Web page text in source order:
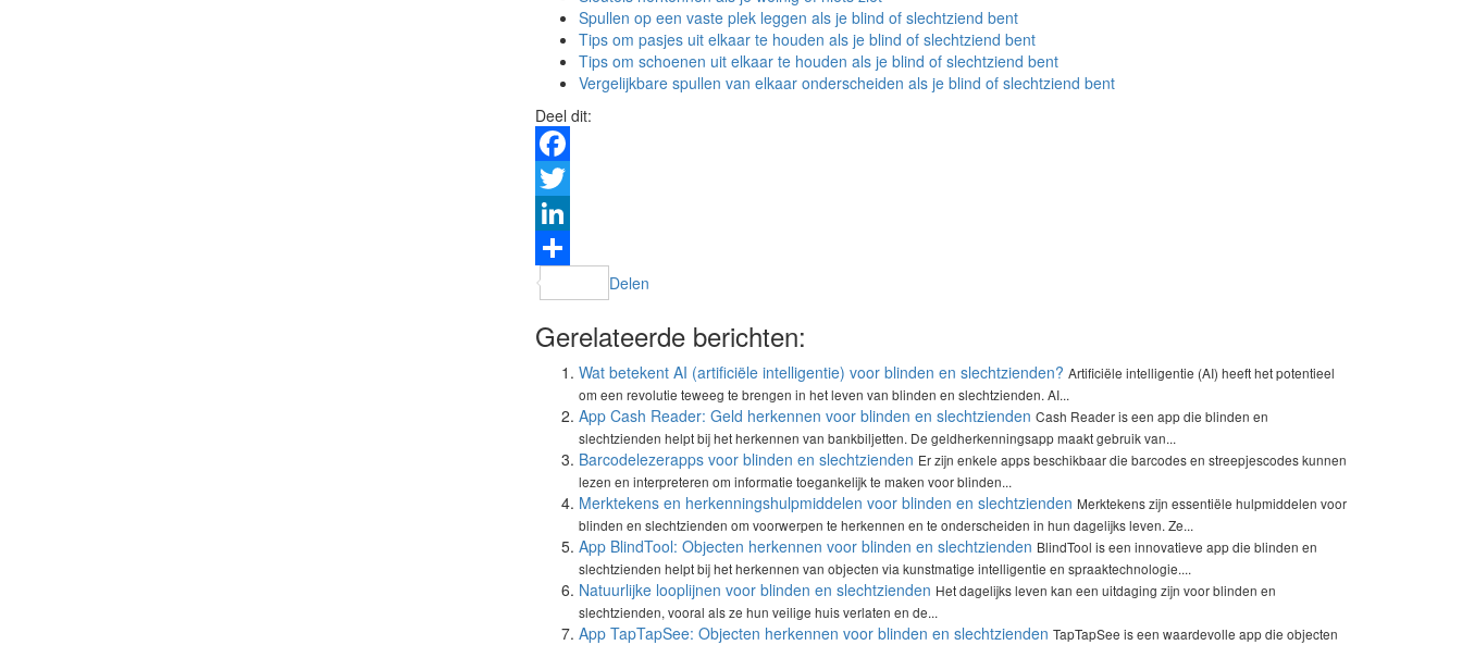
Spullen op een vaste plek leggen als je blind of slechtziend bent
Tips om pasjes uit elkaar te houden als je blind of slechtziend bent
Tips om schoenen uit elkaar te houden als je blind of slechtziend bent
Vergelijkbare spullen van elkaar onderscheiden als je blind of slechtziend bent
Deel dit:
Facebook
Twitter
LinkedIn
Delen
Gerelateerde berichten:
Wat betekent AI (artificiële intelligentie) voor blinden en slechtzienden? Artificiële intelligentie (AI) heeft het potentieel
om een revolutie teweeg te brengen in het leven van blinden en slechtzienden. AI...
App Cash Reader: Geld herkennen voor blinden en slechtzienden Cash Reader is een app die blinden en
slechtzienden helpt bij het herkennen van bankbiljetten. De geldherkenningsapp maakt gebruik van...
Barcodelezerapps voor blinden en slechtzienden Er zijn enkele apps beschikbaar die barcodes en streepjescodes kunnen
lezen en interpreteren om informatie toegankelijk te maken voor blinden...
Merktekens en herkenningshulpmiddelen voor blinden en slechtzienden Merktekens zijn essentiële hulpmiddelen voor
blinden en slechtzienden om voorwerpen te herkennen en te onderscheiden in hun dagelijks leven. Ze...
App BlindTool: Objecten herkennen voor blinden en slechtzienden BlindTool is een innovatieve app die blinden en
slechtzienden helpt bij het herkennen van objecten via kunstmatige intelligentie en spraaktechnologie....
Natuurlijke looplijnen voor blinden en slechtzienden Het dagelijks leven kan een uitdaging zijn voor blinden en
slechtzienden, vooral als ze hun veilige huis verlaten en de...
App TapTapSee: Objecten herkennen voor blinden en slechtzienden TapTapSee is een waardevolle app die objecten